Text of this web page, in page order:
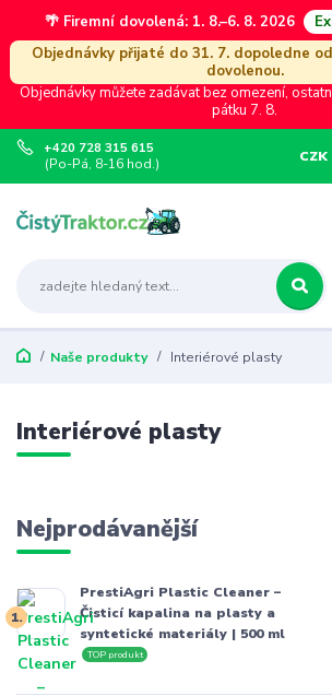
🌴 Firemní dovolená: 1. 8.–6. 8. 2026
Objednávky přijaté do 31. 7. dopoledne
dovolenou.
Objednávky můžete zadávat bez omezení,
pátku 7. 8.
CZK
+420 728 315 615
(Po-Pá, 8-16 hod.)
Naše produkty Interiérové plasty
Interiérové plasty
Nejprodávanější
1.
PrestiAgri Plastic Cleaner –
Čisticí kapalina na plasty a
syntetické materiály | 500 ml
TOP produkt